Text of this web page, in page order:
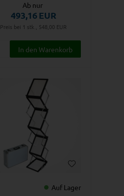
Ab nur
493,16EUR
Preis bei 1 stk., 548,00 EUR
Auf Lager